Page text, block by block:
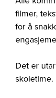
filmer,
for å
Det er
skoletime.